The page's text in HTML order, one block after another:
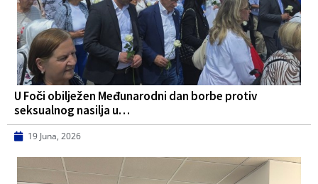
U Foči obilježen Međunarodni dan borbe protiv
seksualnog nasilja u…
19 Juna, 2026